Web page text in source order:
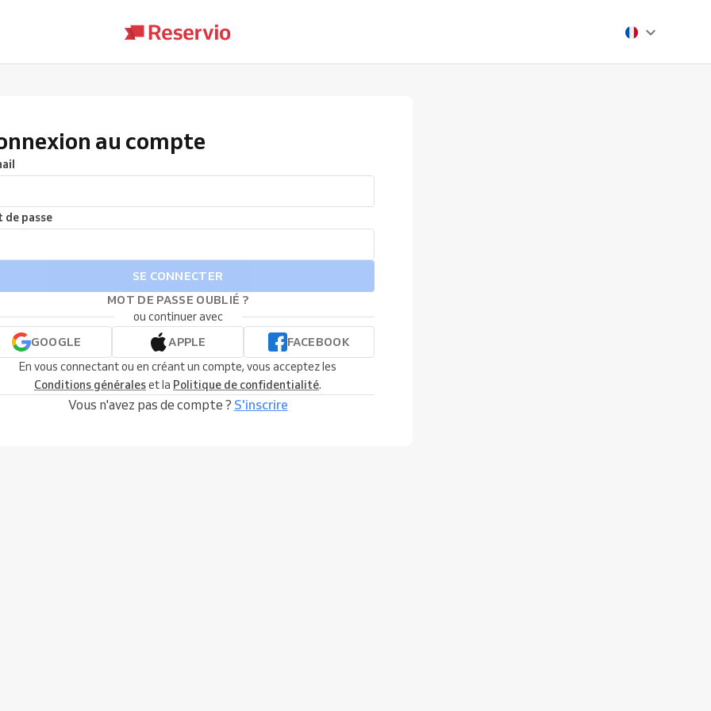
au compte
de passe
SE CONNECTER
MOT DE PASSE OUBLIÉ ?
ou continuer avec
GOOGLE
APPLE
FACEBOOK
En vous connectant ou en créant un compte, vous acceptez les
Conditions généraleset la Politique de confidentialité.
Vous n'avez pas de compte ? S'inscrire